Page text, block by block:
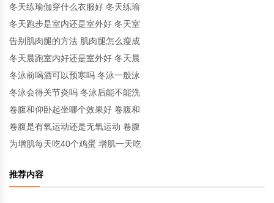
冬天练瑜伽穿什么衣服好 冬天练瑜
冬天跑步是室内还是室外好 冬天室
告别肌肉腿的方法 肌肉腿怎么瘦成
冬天晨跑室内好还是室外好 冬天晨
冬泳前喝酒可以预寒吗 冬泳一般泳
冬泳会得关节炎吗 冬泳后能不能洗
卷腹和仰卧起坐哪个效果好 卷腹和
卷腹是有氧运动还是无氧运动 卷腹
为增肌每天吃40个鸡蛋 增肌一天吃
推荐内容